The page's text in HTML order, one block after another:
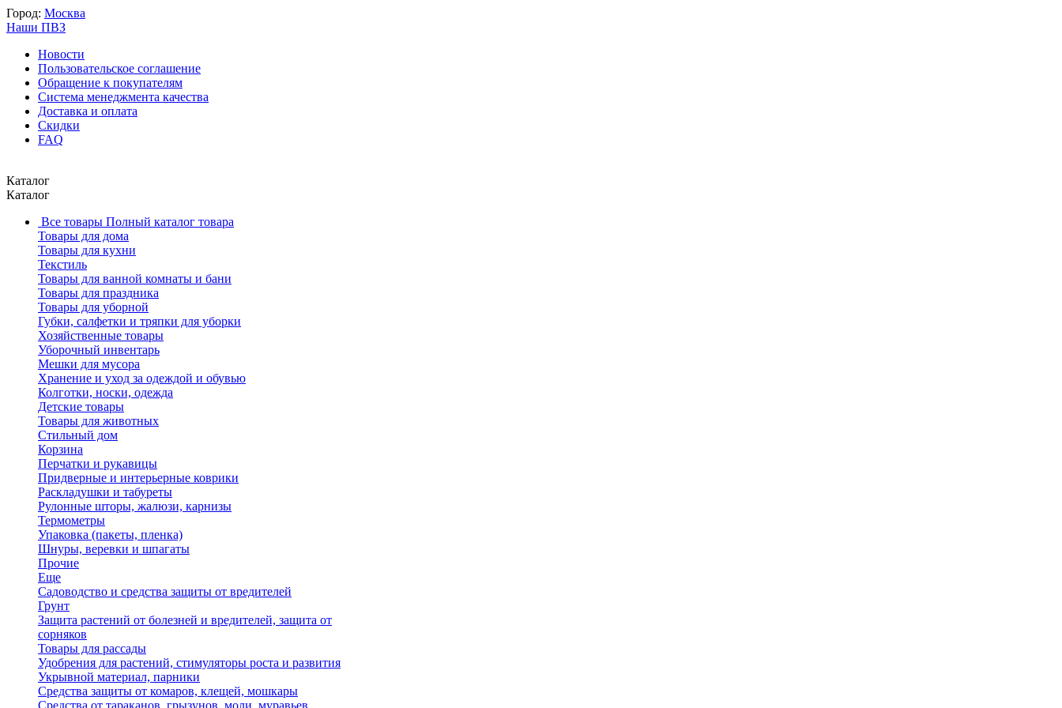
Город: Москва
Наши ПВЗ
Новости
Пользовательское соглашение
Обращение к покупателям
Система менеджмента качества
Доставка и оплата
Скидки
FAQ
Каталог
Каталог
Все товары Полный каталог товара
Товары для дома
Товары для кухни
Текстиль
Товары для ванной комнаты и бани
Товары для праздника
Товары для уборной
Губки, салфетки и тряпки для уборки
Хозяйственные товары
Уборочный инвентарь
Мешки для мусора
Хранение и уход за одеждой и обувью
Колготки, носки, одежда
Детские товары
Товары для животных
Стильный дом
Корзина
Перчатки и рукавицы
Придверные и интерьерные коврики
Раскладушки и табуреты
Рулонные шторы, жалюзи, карнизы
Термометры
Упаковка (пакеты, пленка)
Шнуры, веревки и шпагаты
Прочие
Еще
Садоводство и средства защиты от вредителей
Грунт
Защита растений от болезней и вредителей, защита от
сорняков
Товары для рассады
Удобрения для растений, стимуляторы роста и развития
Укрывной материал, парники
Средства защиты от комаров, клещей, мошкары
Средства от тараканов, грызунов, моли, муравьев